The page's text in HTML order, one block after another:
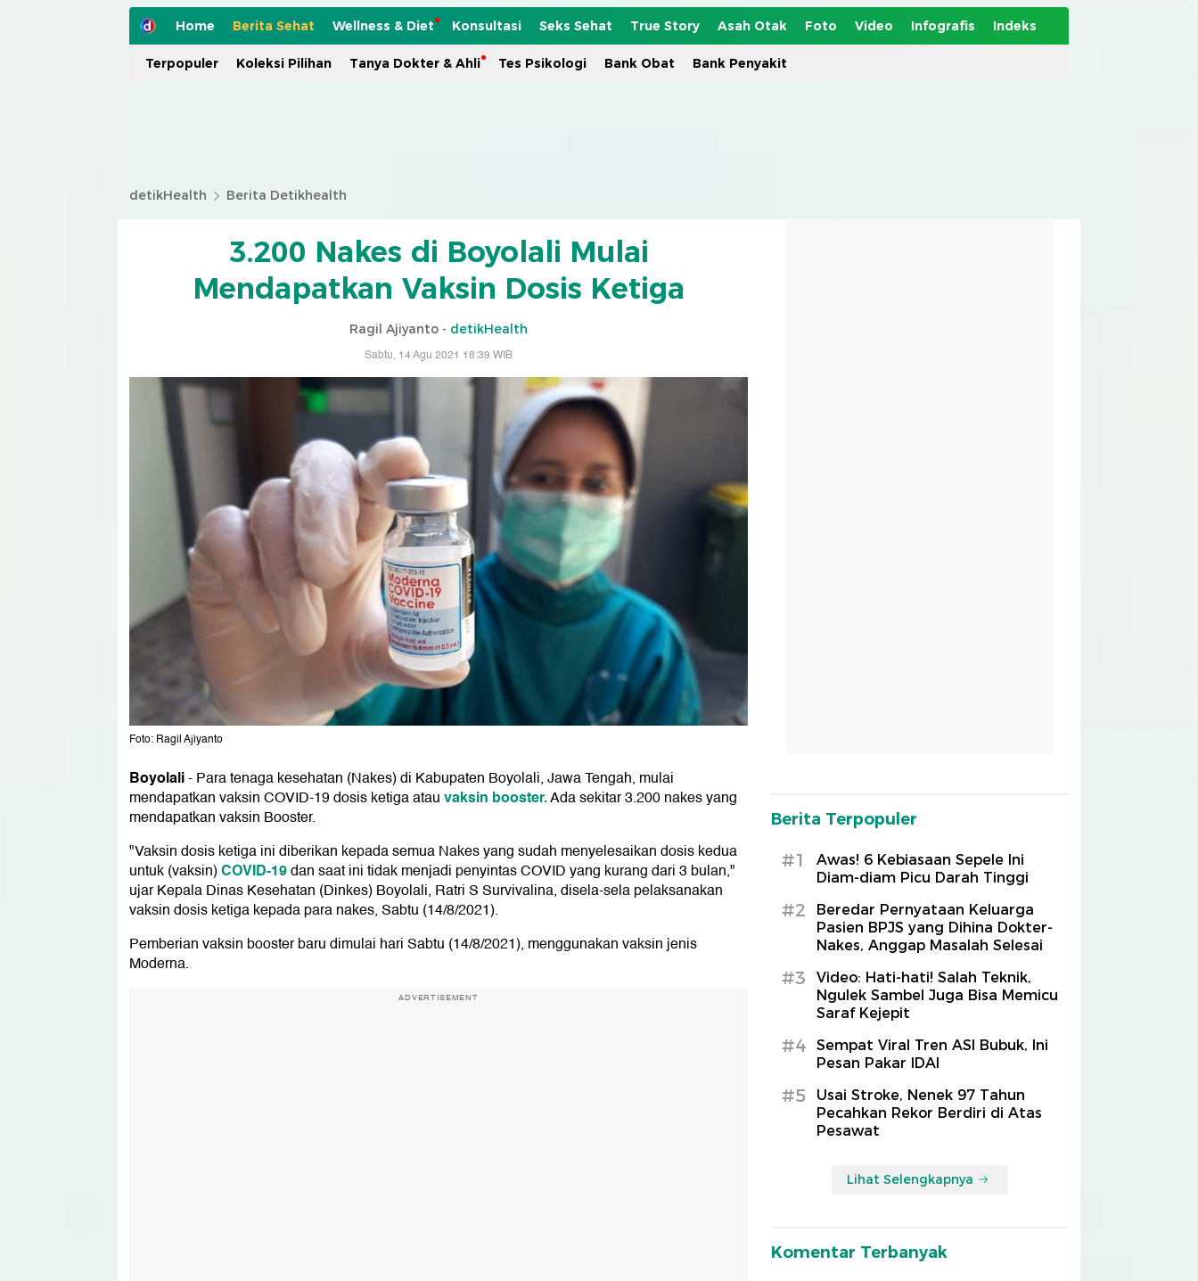
Home Berita Sehat Wellness & Diet Konsultasi Seks Sehat True Story Asah Otak Foto Video Infografis Indeks
Terpopuler Koleksi Pilihan Tanya Dokter & Ahli Tes Psikologi Bank Obat Bank Penyakit
detikHealth Berita Detikhealth
3.200 Nakes di Boyolali Mulai
Mendapatkan Vaksin Dosis Ketiga
Ragil Ajiyanto - detikHealth
Sabtu, 14 Agu 2021 18:39 WIB
Foto: Ragil Ajiyanto
Boyolali-Para tenaga kesehatan (Nakes) di Kabupaten Boyolali, Jawa Tengah, mulai
mendapatkan vaksin COVID-19 dosis ketiga atauvaksin booster.Ada sekitar 3.200 nakes yang
mendapatkan vaksin Booster.
"Vaksin dosis ketiga ini diberikan kepada semua Nakes yang sudah menyelesaikan dosis kedua
untuk (vaksin)COVID-19dan saat ini tidak menjadi penyintas COVID yang kurang dari 3 bulan,"
ujar Kepala Dinas Kesehatan (Dinkes) Boyolali, Ratri S Survivalina, disela-sela pelaksanakan
vaksin dosis ketiga kepada para nakes, Sabtu (14/8/2021).
Pemberian vaksin booster baru dimulai hari Sabtu (14/8/2021), menggunakan vaksin jenis
Moderna.
ADVERTISEMENT
Berita Terpopuler
#1
Awas! 6 Kebiasaan Sepele Ini
Diam-diam Picu Darah Tinggi
#2
Beredar Pernyataan Keluarga
Pasien BPJS yang Dihina Dokter-
Nakes, Anggap Masalah Selesai
#3
Video: Hati-hati! Salah Teknik,
Ngulek Sambel Juga Bisa Memicu
Saraf Kejepit
#4
Sempat Viral Tren ASI Bubuk, Ini
Pesan Pakar IDAI
#5
Usai Stroke, Nenek 97 Tahun
Pecahkan Rekor Berdiri di Atas
Pesawat
Lihat Selengkapnya
Komentar Terbanyak